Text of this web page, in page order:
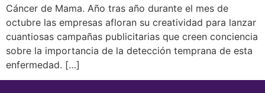
Cáncer de Mama. Año tras año durante el mes de
octubre las empresas afloran su creatividad para lanzar
cuantiosas campañas publicitarias que creen conciencia
sobre la importancia de la detección temprana de esta
enfermedad. […]